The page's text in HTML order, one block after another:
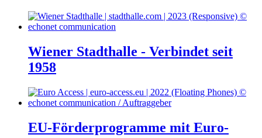
Wiener Stadthalle - Verbindet seit
1958
EU-Förderprogramme mit Euro-